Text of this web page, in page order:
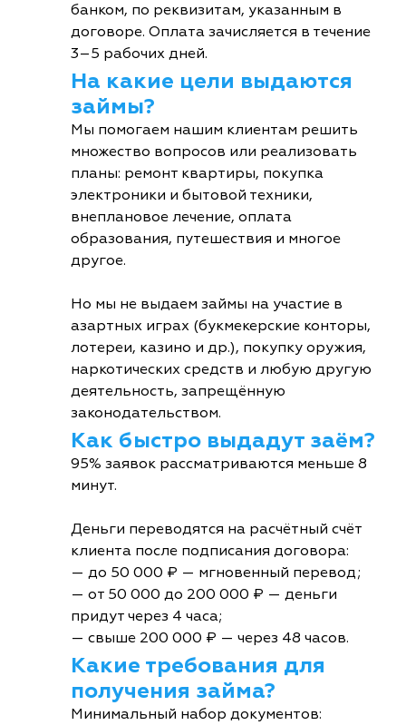
банком, по реквизитам, указанным в
договоре. Оплата зачисляется в течение
3–5 рабочих дней.
На какие цели выдаются
займы?
Мы помогаем нашим клиентам решить
множество вопросов или реализовать
планы: ремонт квартиры, покупка
электроники и бытовой техники,
внеплановое лечение, оплата
образования, путешествия и многое
другое.
Но мы не выдаем займы на участие в
азартных играх (букмекерские конторы,
лотереи, казино и др.), покупку оружия,
наркотических средств и любую другую
деятельность, запрещённую
законодательством.
Как быстро выдадут заём?
95% заявок рассматриваются меньше 8
минут.
Деньги переводятся на расчётный счёт
клиента после подписания договора:
— до 50 000 ₽ — мгновенный перевод;
— от 50 000 до 200 000 ₽ — деньги
придут через 4 часа;
— свыше 200 000 ₽ — через 48 часов.
Какие требования для
получения займа?
Минимальный набор документов: